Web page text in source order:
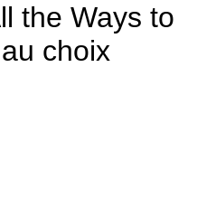
the Ways to
choix